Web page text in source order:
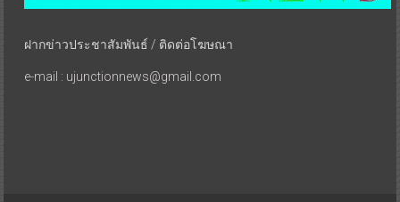
ฝากข่าวประชาสัมพันธ์ / ติดต่อโฆษณา
e-mail : ujunctionnews@gmail.com